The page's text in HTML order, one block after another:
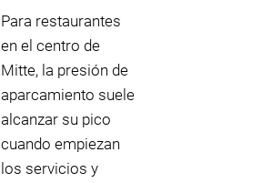
Para restaurantes
en el centro de
Mitte, la presión de
aparcamiento suele
alcanzar su pico
cuando empiezan
los servicios y